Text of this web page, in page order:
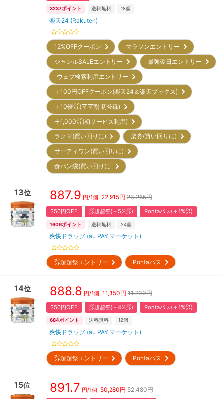
3237ポイント 送料無料 18個
楽天24 (Rakuten)
12%OFFクーポン
マラソンエントリー
ジャンルSALEエントリー
最強翌日エントリー
ウェブ検索利用エントリー
＋100円OFFクーポン(楽天24＆楽天ブックス)
＋10倍㌽(ママ割 初登録)
＋1,000㌽(初サービス利用)
ラクマ(買い回りに)
楽券(買い回りに)
サーティワン(買い回りに)
食パン袋(買い回りに)
13位 887.9 円/1個 22,915円 23,265円
350円OFF ㌽超超祭(＋5%㌽) Pontaパス(＋1%㌽)
1606ポイント 送料無料 24個
爽快ドラッグ (au PAY マーケット)
㌽超超祭エントリー Pontaパス
14位 888.8 円/1個 11,350円 11,700円
350円OFF ㌽超超祭(＋4%㌽) Pontaパス(＋1%㌽)
684ポイント 送料無料 12個
爽快ドラッグ (au PAY マーケット)
㌽超超祭エントリー Pontaパス
15位 891.7 円/1個 50,280円 52,480円